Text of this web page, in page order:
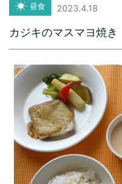
昼食 2023.4.18
カジキのマスマヨ焼き